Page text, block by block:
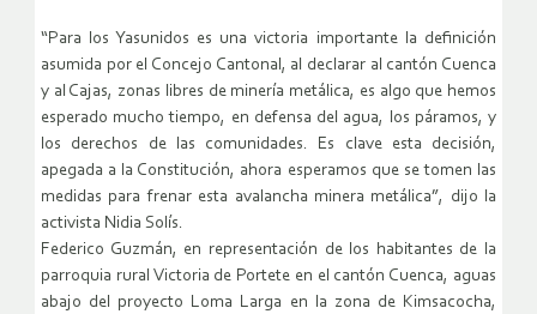
“Para los Yasunidos es una victoria importante la definición
asumida por el Concejo Cantonal, al declarar al cantón Cuenca
y al Cajas, zonas libres de minería metálica, es algo que hemos
esperado mucho tiempo, en defensa del agua, los páramos, y
los derechos de las comunidades. Es clave esta decisión,
apegada a la Constitución, ahora esperamos que se tomen las
medidas para frenar esta avalancha minera metálica”, dijo la
activista Nidia Solís.
Federico Guzmán, en representación de los habitantes de la
parroquia rural Victoria de Portete en el cantón Cuenca, aguas
abajo del proyecto Loma Larga en la zona de Kimsacocha,